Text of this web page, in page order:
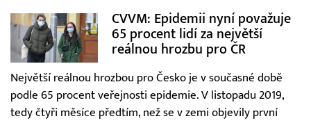
CVVM: Epidemii nyní považuje
65 procent lidí za největší
reálnou hrozbu pro ČR
Největší reálnou hrozbou pro Česko je v současné době
podle 65 procent veřejnosti epidemie. V listopadu 2019,
tedy čtyři měsíce předtím, než se v zemi objevily první